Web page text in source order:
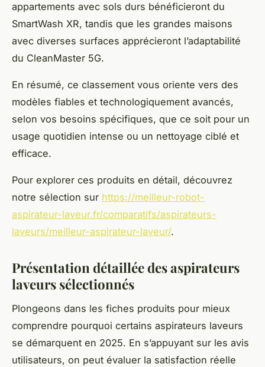
appartements avec sols durs bénéficieront du
SmartWash XR, tandis que les grandes maisons
avec diverses surfaces apprécieront l’adaptabilité
du CleanMaster 5G.
En résumé, ce classement vous oriente vers des
modèles fiables et technologiquement avancés,
selon vos besoins spécifiques, que ce soit pour un
usage quotidien intense ou un nettoyage ciblé et
efficace.
Pour explorer ces produits en détail, découvrez
notre sélection sur https://meilleur-robot-
aspirateur-laveur.fr/comparatifs/aspirateurs-
laveurs/meilleur-aspirateur-laveur/.
Présentation détaillée des aspirateurs
laveurs sélectionnés
Plongeons dans les fiches produits pour mieux
comprendre pourquoi certains aspirateurs laveurs
se démarquent en 2025. En s’appuyant sur les avis
utilisateurs, on peut évaluer la satisfaction réelle